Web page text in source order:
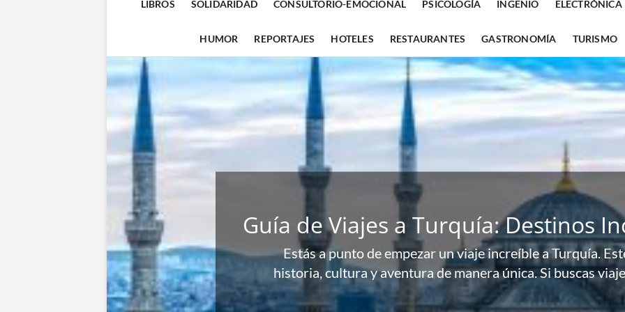
LIBROS SOLIDARIDAD CONSULTORIO-EMOCIONAL PSICOLOGÍA INGENIO ELECTRÓNICA
HUMOR REPORTAJES HOTELES RESTAURANTES GASTRONOMÍA TURISMO
Guía de Viajes a Turquía: Destinos
Estás a punto de empezar un viaje increíble a Turquía. Este país
historia, cultura y aventura de manera única. Si buscas viajes a
27/